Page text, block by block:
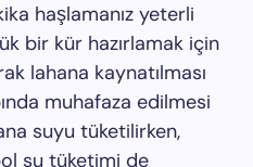
haşlamanız yeterli
bir kür hazırlamak için
lahana kaynatılması
muhafaza edilmesi
suyu tüketilirken,
su tüketimi de